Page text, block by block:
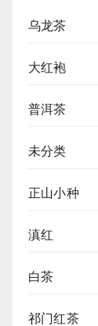
乌龙茶
大红袍
普洱茶
未分类
正山小种
滇红
白茶
祁门红茶